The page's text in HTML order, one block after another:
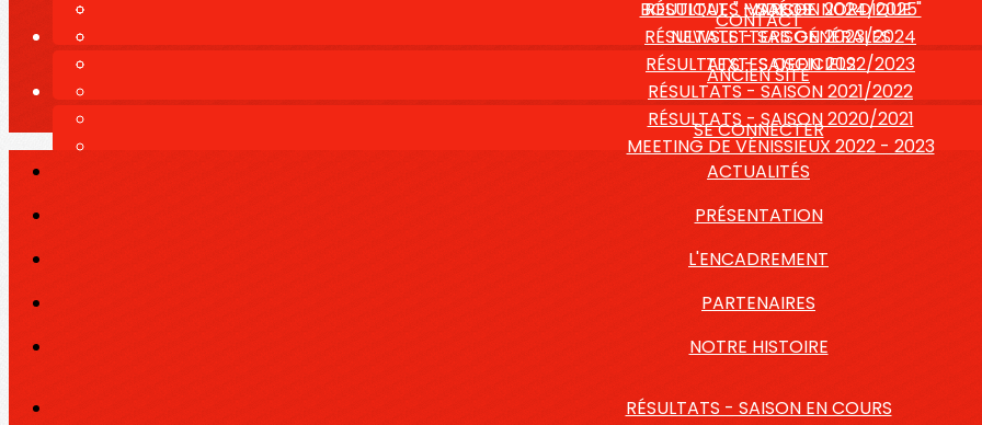
BOUTIQUE " MARCHE NORDIQUE "
VIDÉOS
NEWSLETTERS GÉNÉRALES
TEXTES OFFICIELS
RÉSULTATS - SAISON 2024/2025
RÉSULTATS - SAISON 2023/2024
RÉSULTATS - SAISON 2022/2023
RÉSULTATS - SAISON 2021/2022
RÉSULTATS - SAISON 2020/2021
MEETING DE VÉNISSIEUX 2022 - 2023
CONTACT
ANCIEN SITE
SE CONNECTER
ACTUALITÉS
PRÉSENTATION
L'ENCADREMENT
PARTENAIRES
NOTRE HISTOIRE
RÉSULTATS - SAISON EN COURS